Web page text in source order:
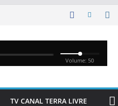
TV CANAL TERRA LIVRE